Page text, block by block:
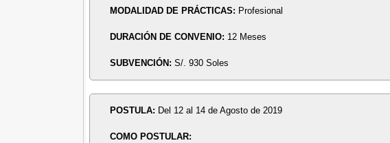
MODALIDAD DE PRÁCTICAS: Profesional
DURACIÓN DE CONVENIO: 12 Meses
SUBVENCIÓN:S/. 930 Soles
POSTULA: Del 12 al 14 de Agosto de 2019
COMO POSTULAR: